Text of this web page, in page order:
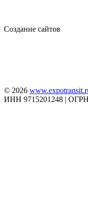
Создание сайтов
© 2026
ИНН 9715201248 | ОГРН